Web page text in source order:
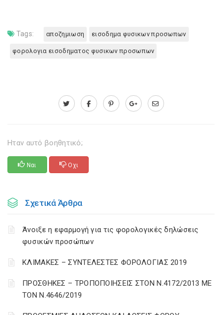
Tags: αποζημιωση εισοδημα φυσικων προσωπων
φορολογια εισοδηματος φυσικων προσωπων
Ηταν αυτό βοηθητικό;
Ναι Οχι
Σχετικά Άρθρα
Άνοιξε η εφαρμογή για τις φορολογικές δηλώσεις
φυσικών προσώπων
ΚΛΙΜΑΚΕΣ – ΣΥΝΤΕΛΕΣΤΕΣ ΦΟΡΟΛΟΓΙΑΣ 2019
ΠΡΟΣΘΗΚΕΣ – ΤΡΟΠΟΠΟΙΗΣΕΙΣ ΣΤΟΝ Ν.4172/2013 ΜΕ
ΤΟΝ Ν.4646/2019